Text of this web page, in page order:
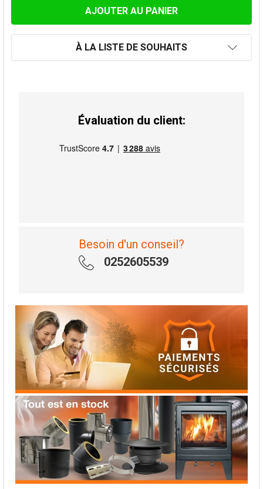
À LA LISTE DE SOUHAITS
Évaluation du client:
Besoin d'un conseil?
0252605539